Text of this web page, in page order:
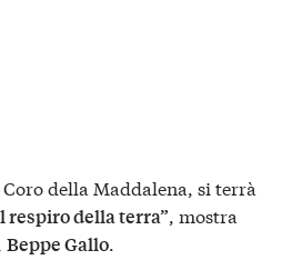
della Maddalena, si terrà
respiro della terra”, mostra
Beppe Gallo.